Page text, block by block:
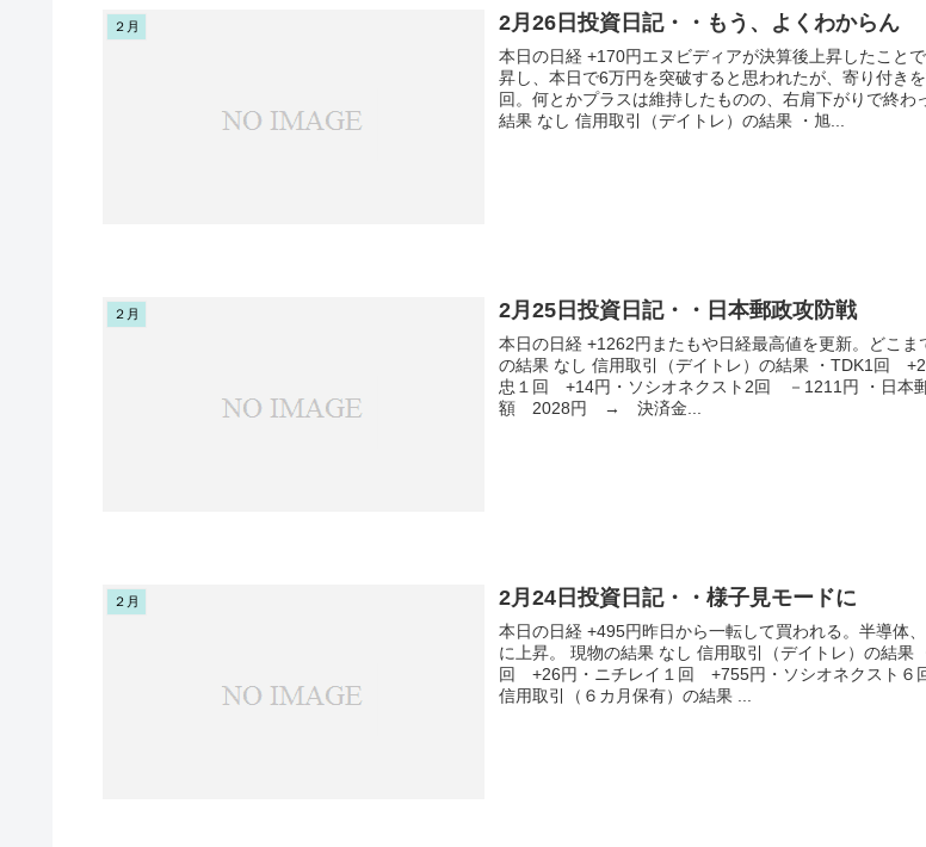
２月 2月26日投資日記・・もう、よくわからん
本日の日経 +170円エヌビディアが決算後上昇したこと
昇し、本日で6万円を突破すると思われたが、寄り付き
回。何とかプラスは維持したものの、右肩下がりで終わ
結果 なし 信用取引（デイトレ）の結果 ・旭...
２月 2月25日投資日記・・日本郵政攻防戦
本日の日経 +1262円またもや日経最高値を更新。どこま
の結果 なし 信用取引（デイトレ）の結果 ・TDK1回
忠１回 +14円・ソシオネクスト2回 －1211円 ・日本
額 2028円 → 決済金...
２月 2月24日投資日記・・様子見モードに
本日の日経 +495円昨日から一転して買われる。半導体
に上昇。 現物の結果 なし 信用取引（デイトレ）の結果
回 +26円・ニチレイ１回 +755円・ソシオネクスト６
信用取引（６カ月保有）の結果 ...